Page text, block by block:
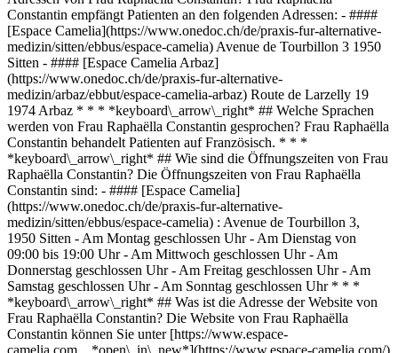
Constantin empfängt Patienten an den folgenden Adressen: - ####
[Espace Camelia](https://www.onedoc.ch/de/praxis-fur-alternative-
medizin/sitten/ebbus/espace-camelia) Avenue de Tourbillon 3 1950
Sitten - #### [Espace Camelia Arbaz]
(https://www.onedoc.ch/de/praxis-fur-alternative-
medizin/arbaz/ebbut/espace-camelia-arbaz) Route de Larzelly 19
1974 Arbaz * * * *keyboard\_arrow\_right* ## Welche Sprachen
werden von Frau Raphaëlla Constantin gesprochen? Frau Raphaëlla
Constantin behandelt Patienten auf Französisch. * * *
*keyboard\_arrow\_right* ## Wie sind die Öffnungszeiten von Frau
Raphaëlla Constantin? Die Öffnungszeiten von Frau Raphaëlla
Constantin sind: - #### [Espace Camelia]
(https://www.onedoc.ch/de/praxis-fur-alternative-
medizin/sitten/ebbus/espace-camelia) : Avenue de Tourbillon 3,
1950 Sitten - Am Montag geschlossen Uhr - Am Dienstag von
09:00 bis 19:00 Uhr - Am Mittwoch geschlossen Uhr - Am
Donnerstag geschlossen Uhr - Am Freitag geschlossen Uhr - Am
Samstag geschlossen Uhr - Am Sonntag geschlossen Uhr * * *
*keyboard\_arrow\_right* ## Was ist die Adresse der Website von
Frau Raphaëlla Constantin? Die Website von Frau Raphaëlla
Constantin können Sie unter [https://www.espace-
camelia.com... *open\_in\_new*](https://www.espace-camelia.com/)